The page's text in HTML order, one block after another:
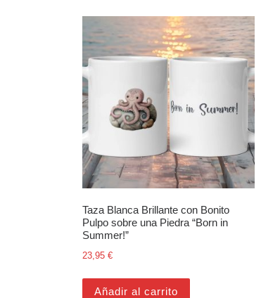
Taza Blanca Brillante con Bonito
Pulpo sobre una Piedra “Born in
Summer!”
23,95 €
Añadir al carrito